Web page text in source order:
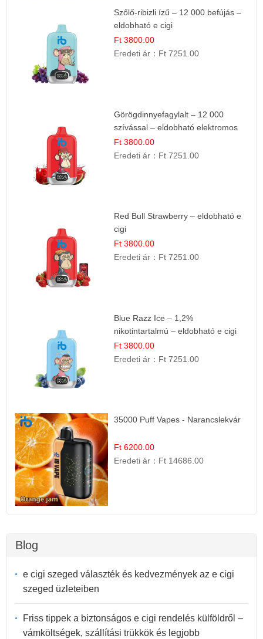
Szőlő-ribizli ízű – 12 000 befújás –
eldobható e cigi
Ft 3800.00
Eredeti ár： Ft 7251.00
Görögdinnyefagylalt – 12 000
szívással – eldobható elektromos
cigi
Ft 3800.00
Eredeti ár： Ft 7251.00
Red Bull Strawberry – eldobható e
cigi
Ft 3800.00
Eredeti ár： Ft 7251.00
Blue Razz Ice – 1,2%
nikotintartalmú – eldobható e cigi
Ft 3800.00
Eredeti ár： Ft 7251.00
35000 Puff Vapes - Narancslekvár
Ft 6200.00
Eredeti ár： Ft 14686.00
Blog
e cigi szeged választék és kedvezmények az e cigi
szeged üzleteiben
Friss tippek a biztonságos e cigi rendelés külföldről –
vámköltségek, szállítási trükkök és legjobb